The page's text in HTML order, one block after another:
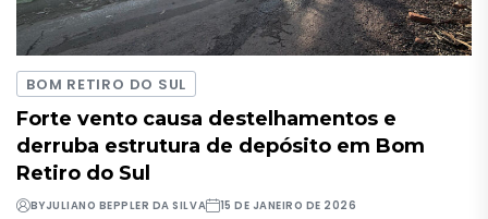
BOM RETIRO DO SUL
Forte vento causa destelhamentos e
derruba estrutura de depósito em Bom
Retiro do Sul
BYJULIANO BEPPLER DA SILVA 15 DE JANEIRO DE 2026